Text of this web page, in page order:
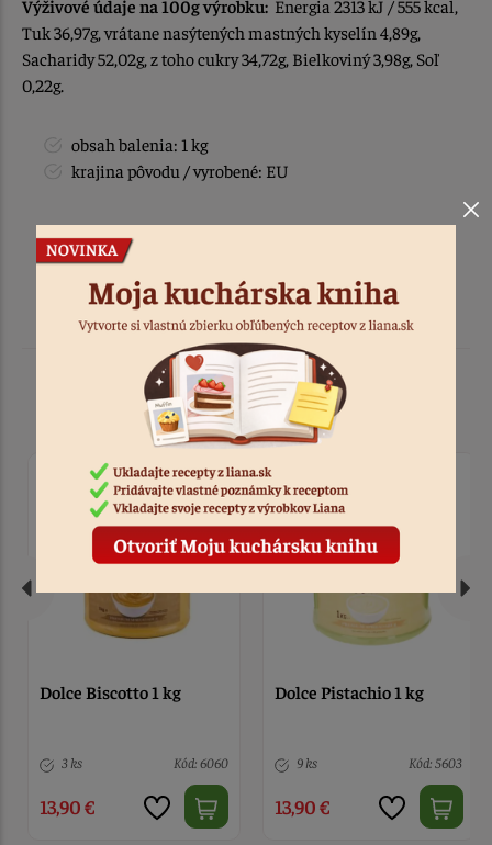
Výživové údaje na 100g výrobku: Energia 2313 kJ / 555 kcal,
Tuk 36,97g, vrátane nasýtených mastných kyselín 4,89g,
Sacharidy 52,02g, z toho cukry 34,72g, Bielkoviný 3,98g, Soľ
0,22g.
obsah balenia: 1 kg
krajina pôvodu / vyrobené: EU
Podobné produkty
Dolce Biscotto 1 kg
3 ks Kód: 6060
13,90 €
Dolce Pistachio 1 kg
9 ks Kód: 5603
13,90 €